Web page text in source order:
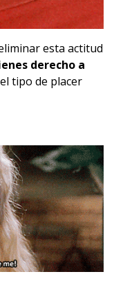
esta actitud
derecho a
tipo de placer